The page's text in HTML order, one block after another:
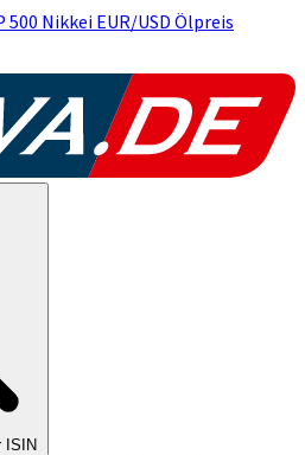
500 Nikkei EUR/USD Ölpreis
ISIN